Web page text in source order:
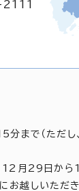
2111
まで（ただし
12月29日か
お越しいただ